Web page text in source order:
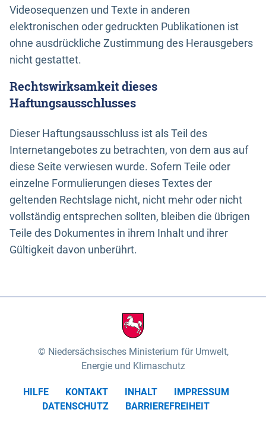
Videosequenzen und Texte in anderen
elektronischen oder gedruckten Publikationen ist
ohne ausdrückliche Zustimmung des Herausgebers
nicht gestattet.
Rechtswirksamkeit dieses
Haftungsausschlusses
Dieser Haftungsausschluss ist als Teil des
Internetangebotes zu betrachten, von dem aus auf
diese Seite verwiesen wurde. Sofern Teile oder
einzelne Formulierungen dieses Textes der
geltenden Rechtslage nicht, nicht mehr oder nicht
vollständig entsprechen sollten, bleiben die übrigen
Teile des Dokumentes in ihrem Inhalt und ihrer
Gültigkeit davon unberührt.
Niedersächsisches Ministerium für Umwelt,
Energie und Klimaschutz
HILFE KONTAKT INHALT
IMPRESSUM
DATENSCHUTZ
BARRIEREFREIHEIT